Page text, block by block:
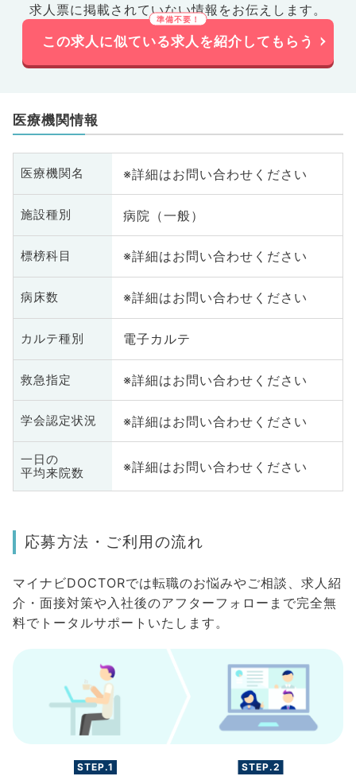
求人票に掲載されていない情報をお伝えします。
この求人に似ている求人を紹介してもらう
医療機関情報
医療機関名 ※詳細はお問い合わせください
施設種別 病院（一般）
標榜科目 ※詳細はお問い合わせください
病床数 ※詳細はお問い合わせください
カルテ種別 電子カルテ
救急指定 ※詳細はお問い合わせください
学会認定状況 ※詳細はお問い合わせください
一日の
平均来院数
※詳細はお問い合わせください
応募方法・ご利用の流れ
マイナビDOCTORでは転職のお悩みやご相談、求人紹
介・面接対策や入社後のアフターフォローまで完全無
料でトータルサポートいたします。
STEP.1 STEP.2